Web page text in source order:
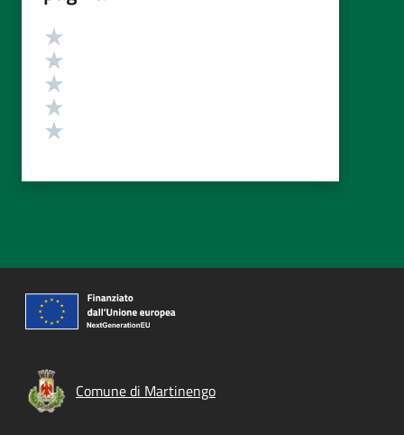
Valutazione
Comune di Martinengo